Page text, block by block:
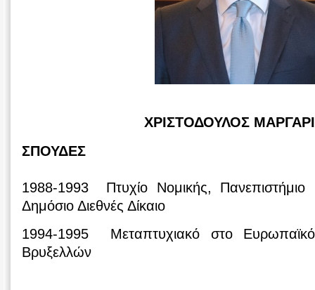
ΧΡΙΣΤΟΔΟΥΛΟΣ
ΣΠΟΥΔΕΣ
1988-1993 Πτυχίο Νομικής, Πανεπιστήμιο
Δημόσιο Διεθνές Δίκαιο
1994-1995 Μεταπτυχιακό στο Ευρωπαϊκό
Βρυξελλών